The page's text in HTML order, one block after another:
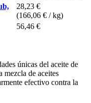
28,23 €
(166,06 € / kg)
56,46 €
únicas del aceite de
mezcla de aceites
efectivo contra la